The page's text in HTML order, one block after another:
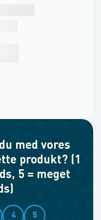
med vores
produkt? (1
5 = meget
4 5